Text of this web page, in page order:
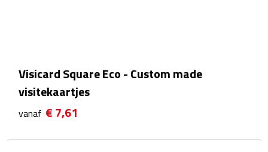
Dubbelwandige glazen
Bierglazen
Champagneglazen
Visicard Square Eco - Custom made
visitekaartjes
vanaf € 7,61